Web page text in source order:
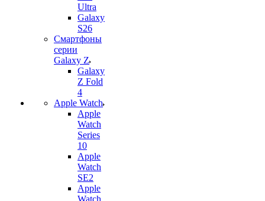
Ultra
Galaxy
S26
Смартфоны
серии
Galaxy Z
Galaxy
Z Fold
4
Apple Watch
Apple
Watch
Series
10
Apple
Watch
SE2
Apple
Watch